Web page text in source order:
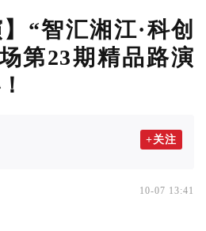
“智汇湘江·科创
第23期精品路演
+关注
10-07 13:41